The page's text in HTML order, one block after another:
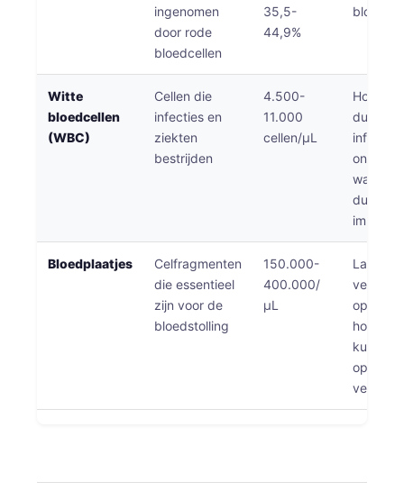
ingenomen
door rode
bloedcellen
35,5-
44,9%
Witte
bloedcellen
(WBC)
Cellen die
infecties en
ziekten
bestrijden
4.500-
11.000
cellen/μL
Hoge
duiden
infectie
duiden
Bloedplaatjes
Celfragmenten
die essentieel
zijn voor de
bloedstolling
150.000-
400.000/
μL
Lage
op
hoge
kunnen
op